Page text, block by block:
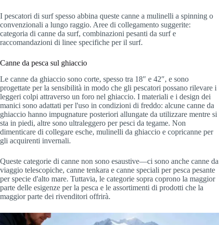
I pescatori di surf spesso abbina queste canne a mulinelli a spinning o
convenzionali a lungo raggio. Aree di collegamento suggerite:
categoria di canne da surf, combinazioni pesanti da surf e
raccomandazioni di linee specifiche per il surf.
Canne da pesca sul ghiaccio
Le canne da ghiaccio sono corte, spesso tra 18″ e 42″, e sono
progettate per la sensibilità in modo che gli pescatori possano rilevare i
leggeri colpi attraverso un foro nel ghiaccio. I materiali e i design dei
manici sono adattati per l'uso in condizioni di freddo: alcune canne da
ghiaccio hanno impugnature posteriori allungate da utilizzare mentre si
sta in piedi, altre sono ultraleggero per pesci da tegame. Non
dimenticare di collegare esche, mulinelli da ghiaccio e copricanne per
gli acquirenti invernali.
Queste categorie di canne non sono esaustive—ci sono anche canne da
viaggio telescopiche, canne tenkara e canne speciali per pesca pesante
per specie d'alto mare. Tuttavia, le categorie sopra coprono la maggior
parte delle esigenze per la pesca e le assortimenti di prodotti che la
maggior parte dei rivenditori offrirà.